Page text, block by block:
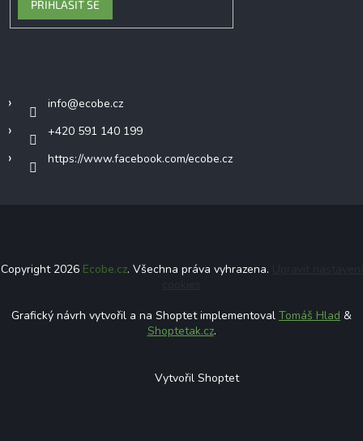
PŘIHLÁSIT SE
info@ecobe.cz
+420 591 140 199
https://www.facebook.com/ecobe.cz
Copyright 2026 Ecobe.cz. Všechna práva vyhrazena.
Grafický návrh vytvořil a na Shoptet implementoval Tomáš Hlad &
Shoptetak.cz.
Vytvořil Shoptet